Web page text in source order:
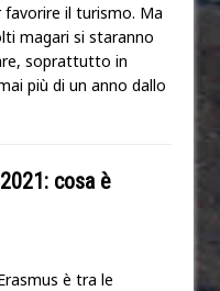
favorire il turismo. Ma
magari si staranno
soprattutto in
più di un anno dallo
cosa è
è tra le